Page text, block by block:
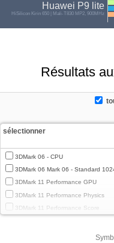
Huawei P9 lite
HiSilicon Kirin 650 | Mali-T830 MP2, 900MHz
Résultats
sélectionner
3DMark 06 - CPU
3DMark 06 Mark 06 - Standard
3DMark 11 Performance GPU
3DMark 11 Performance Physics
3DMark 11 Performance Score